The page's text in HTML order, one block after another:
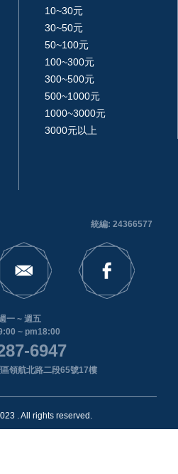
10~30元
30~50元
50~100元
100~300元
300~500元
500~1000元
1000~3000元
3000元以上
統編: 24366577
一 ~ 週五
~ pm18:00
6947
領航北路二段65號17樓
. All rights reserved.